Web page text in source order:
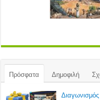
Πρόσφατα Δημοφιλή